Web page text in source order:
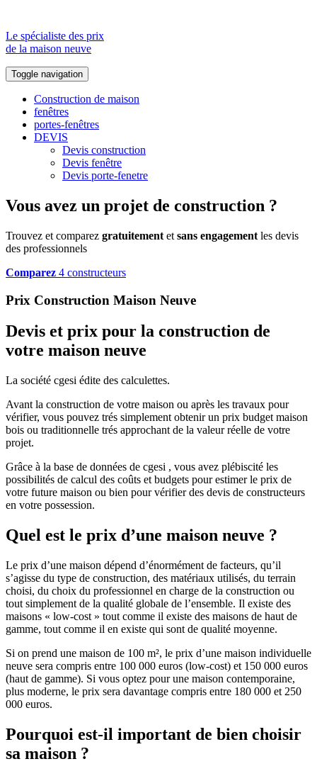
Le spécialiste des prix
de la maison neuve
Toggle navigation
Construction de maison
fenêtres
portes-fenêtres
DEVIS
Devis construction
Devis fenêtre
Devis porte-fenetre
Vous avez un projet de construction ?
Trouvez et comparez gratuitement et sans engagement les devis
des professionnels
Comparez 4 constructeurs
Prix Construction Maison Neuve
Devis et prix pour la construction de
votre maison neuve
La société cgesi édite des calculettes.
Avant la construction de votre maison ou après les travaux pour
vérifier, vous pouvez trés simplement obtenir un prix budget maison
bois ou traditionnelle trés approchant de la valeur réelle de votre
projet.
Grâce à la base de données de cgesi , vous avez plébiscité les
possibilités de calcul des coûts et budgets pour estimer le prix de
votre future maison ou bien pour vérifier des devis de constructeurs
en votre possession.
Quel est le prix d’une maison neuve ?
Le prix d’une maison dépend d’énormément de facteurs, qu’il
s’agisse du type de construction, des matériaux utilisés, du terrain
choisi, du choix du professionnel en charge de la construction ou
tout simplement de la qualité globale de l’ensemble. Il existe des
maisons « low-cost » tout comme il existe des maisons de haut de
gamme, tout comme il en existe qui sont de qualité moyenne.
Si on prend une maison de 100 m², le prix d’une maison individuelle
neuve sera compris entre 100 000 euros (low-cost) et 150 000 euros
(haut de gamme). Si vous optez pour une maison contemporaine,
plus moderne, le prix sera davantage compris entre 180 000 et 250
000 euros.
Pourquoi est-il important de bien choisir
sa maison ?